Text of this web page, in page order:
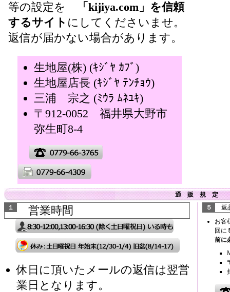
等の設定を
「kijiya.com」を信頼
するサイト にしてくださいませ。
返信が届かない場合があります。
生地屋(株) (ｷｼﾞﾔ ｶﾌﾞ)
生地屋店長 (ｷｼﾞﾔ ﾃﾝﾁｮｳ)
三浦 宗之 (ﾐｳﾗ ﾑﾈﾕｷ)
〒912-0052 福井県大野市
弥生町8-4
通 販 規 定
１
営業時間
休日に頂いたメールの返信は翌営
業日となります。
５
返
お客
回に
前に